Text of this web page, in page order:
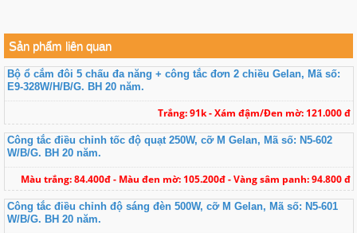
Sản phẩm liên quan
Bộ ổ cắm đôi 5 chấu đa năng + công tắc đơn 2 chiều Gelan, Mã số:
E9-328W/H/B/G. BH 20 năm.
Trắng: 91k - Xám đậm/Đen mờ: 121.000 đ
Công tắc điều chỉnh tốc độ quạt 250W, cỡ M Gelan, Mã số: N5-602
W/B/G. BH 20 năm.
Màu trắng: 84.400đ - Màu đen mờ: 105.200đ - Vàng sâm panh: 94.800 đ
Công tắc điều chỉnh độ sáng đèn 500W, cỡ M Gelan, Mã số: N5-601
W/B/G. BH 20 năm.